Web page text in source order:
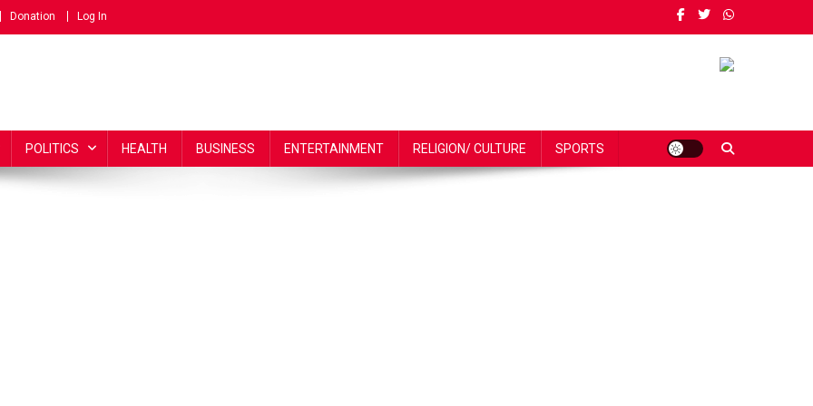
Donation Log In
POLITICS HEALTH BUSINESS ENTERTAINMENT RELIGION/ CULTURE SPORTS